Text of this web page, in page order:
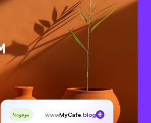
wwwMyCafe .blog موجوده!